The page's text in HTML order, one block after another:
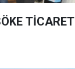
TİCARET